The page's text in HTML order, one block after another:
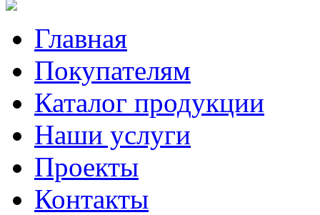
Главная
Покупателям
Каталог продукции
Наши услуги
Проекты
Контакты